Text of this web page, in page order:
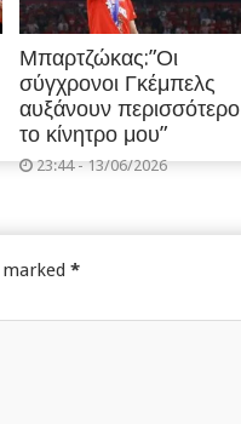
Μπαρτζώκας:”Οι
σύγχρονοι Γκέμπελς
αυξάνουν περισσότερο
το κίνητρο μου”
23:44 - 13/06/2026
*